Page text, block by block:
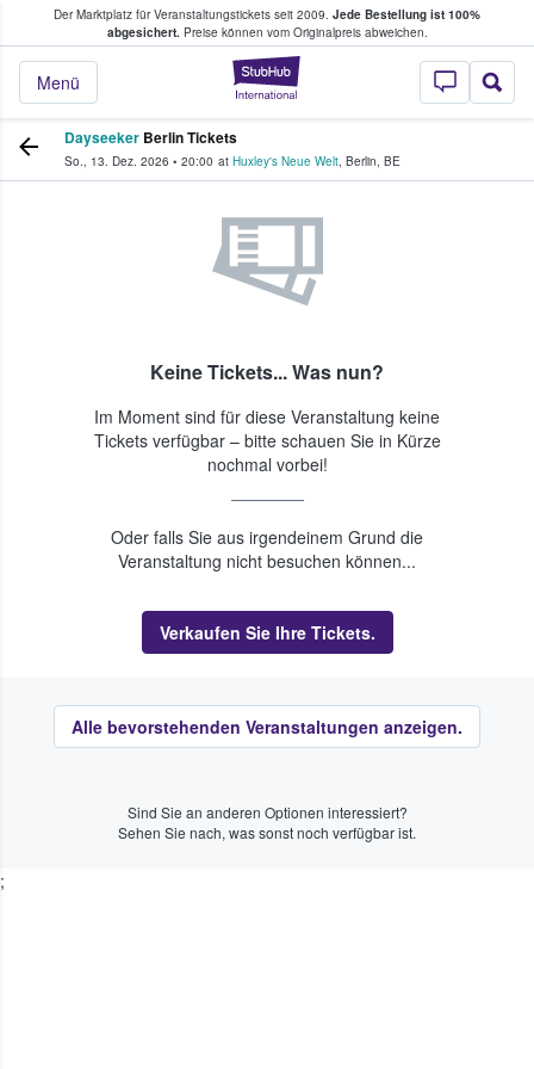
Der Marktplatz für Veranstaltungstickets seit 2009. Jede Bestellung ist 100%
abgesichert.Preise können vom Originalpreis abweichen.
StubHub - Wo
Menü
Tickets kaufen & verkaufen
Dayseeker Berlin Tickets
So., 13. Dez. 2026 • 20:00 at Huxley's Neue Welt, Berlin, BE
Keine Tickets... Was nun?
Im Moment sind für diese Veranstaltung keine
Tickets verfügbar – bitte schauen Sie in Kürze
nochmal vorbei!
Oder falls Sie aus irgendeinem Grund die
Veranstaltung nicht besuchen können...
Verkaufen Sie Ihre Tickets.
Alle bevorstehenden Veranstaltungen anzeigen.
Sind Sie an anderen Optionen interessiert?
Sehen Sie nach, was sonst noch verfügbar ist.
;